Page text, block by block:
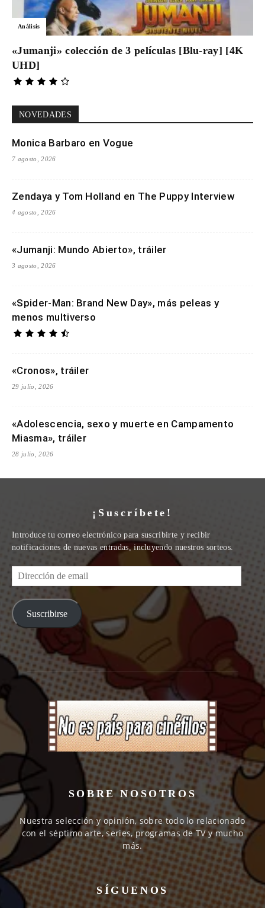
Análisis
«Jumanji» colección de 3 películas [Blu-ray] [4K
UHD]
NOVEDADES
Monica Barbaro en Vogue
7 agosto, 2026
Zendaya y Tom Holland en The Puppy Interview
4 agosto, 2026
«Jumanji: Mundo Abierto», tráiler
3 agosto, 2026
«Spider-Man: Brand New Day», más peleas y
menos multiverso
«Cronos», tráiler
29 julio, 2026
«Adolescencia, sexo y muerte en Campamento
Miasma», tráiler
28 julio, 2026
¡Suscríbete!
Introduce tu correo electrónico para suscribirte y recibir
notificaciones de nuevas entradas, incluyendo nuestros sorteos.
Dirección
de
email
Suscribirse
SOBRE NOSOTROS
Nuestra selección y opinión, sobre todo lo relacionado
con el séptimo arte, series, programas de TV y mucho
más.
SÍGUENOS